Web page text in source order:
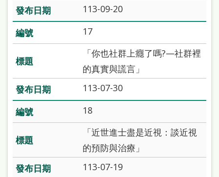
113-09-20
17
「你也社群上癮了嗎?—社群裡
的真實與謊言」
113-07-30
18
「近世進士盡是近視：談近視
的預防與治療」
113-07-19